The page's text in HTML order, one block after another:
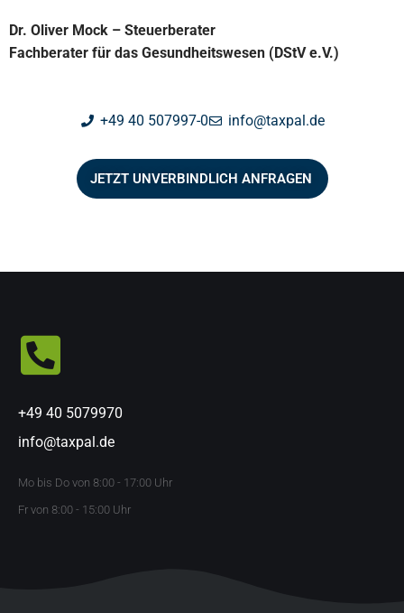
Dr. Oliver Mock – Steuerberater
Fachberater für das Gesundheitswesen (DStV e.V.)
+49 40 507997-0 info@taxpal.de
JETZT UNVERBINDLICH ANFRAGEN
+49 40 5079970
info@taxpal.de
Mo bis Do von 8:00 - 17:00 Uhr
Fr von 8:00 - 15:00 Uhr